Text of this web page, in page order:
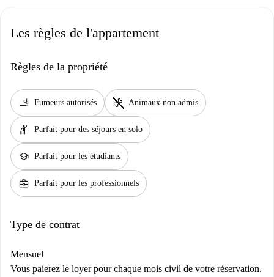
Les règles de l'appartement
Règles de la propriété
smoking_rooms Fumeurs autorisés pet_supplies Animaux non admis
hail Parfait pour des séjours en solo
school Parfait pour les étudiants
business_center Parfait pour les professionnels
Type de contrat
Mensuel
Vous paierez le loyer pour chaque mois civil de votre réservation,